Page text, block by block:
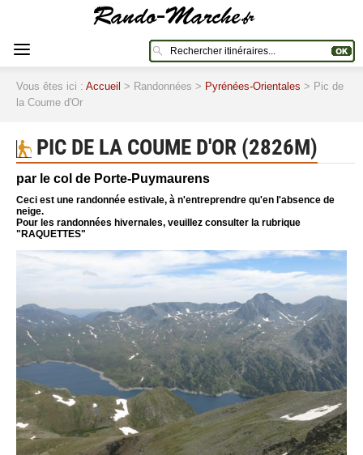
Vous êtes ici : Accueil > Randonnées > Pyrénées-Orientales > Pic de
la Coume d'Or
PIC DE LA COUME D'OR (2826M)
par le col de Porte-Puymaurens
Ceci est une randonnée estivale, à n'entreprendre qu'en l'absence de
neige.
Pour les randonnées hivernales, veuillez consulter la rubrique
"RAQUETTES"